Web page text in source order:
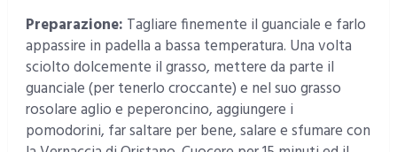
Preparazione: Tagliare finemente il guanciale e farlo
appassire in padella a bassa temperatura. Una volta
sciolto dolcemente il grasso, mettere da parte il
guanciale (per tenerlo croccante) e nel suo grasso
rosolare aglio e peperoncino, aggiungere i
pomodorini, far saltare per bene, salare e sfumare con